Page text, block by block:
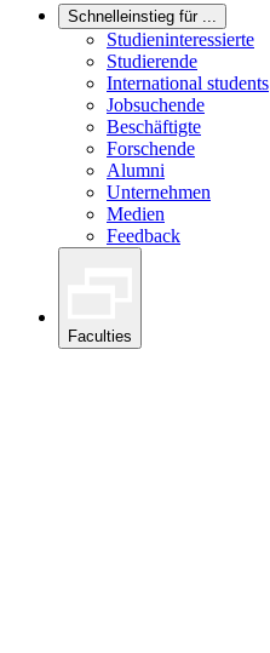
Schnelleinstieg für ...
Studieninteressierte
Studierende
International students
Jobsuchende
Beschäftigte
Forschende
Alumni
Unternehmen
Medien
Feedback
Faculties